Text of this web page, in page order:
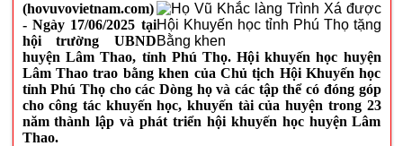
(hovuvovietnam.com)
- Ngày 17/06/2025 tại
hội trường UBND
huyện Lâm Thao, tỉnh Phú Thọ. Hội khuyến học huyện
Lâm Thao trao bằng khen của Chủ tịch Hội Khuyến học
tỉnh Phú Thọ cho các Dòng họ và các tập thể có đóng góp
cho công tác khuyến học, khuyến tài của huyện trong 23
năm thành lập và phát triển hội khuyến học huyện Lâm
Thao.